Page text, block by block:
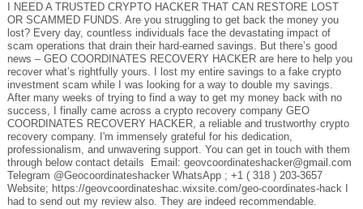
I NEED A TRUSTED CRYPTO HACKER THAT CAN RESTORE LOST
OR SCAMMED FUNDS. Are you struggling to get back the money you
lost? Every day, countless individuals face the devastating impact of
scam operations that drain their hard-earned savings. But there’s good
news – GEO COORDINATES RECOVERY HACKER are here to help you
recover what’s rightfully yours. I lost my entire savings to a fake crypto
investment scam while I was looking for a way to double my savings.
After many weeks of trying to find a way to get my money back with no
success, I finally came across a crypto recovery company GEO
COORDINATES RECOVERY HACKER, a reliable and trustworthy crypto
recovery company. I'm immensely grateful for his dedication,
professionalism, and unwavering support. You can get in touch with them
through below contact details Email: geovcoordinateshacker@gmail.com
Telegram @Geocoordinateshacker WhatsApp ; +1 ( 318 ) 203-3657
Website; https://geovcoordinateshac.wixsite.com/geo-coordinates-hack I
had to send out my review also. They are indeed recommendable.